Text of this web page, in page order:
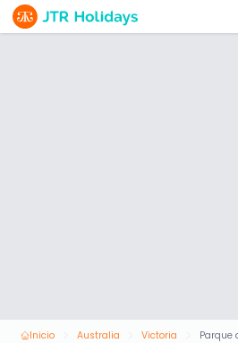
Inicio Australia Victoria